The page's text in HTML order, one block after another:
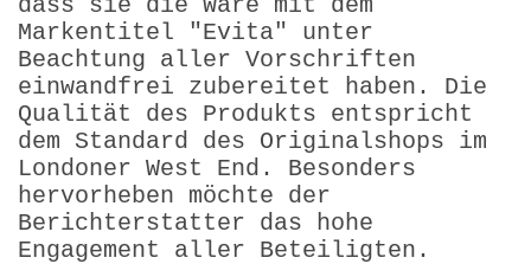
Markentitel "Evita" unter
Beachtung aller Vorschriften
einwandfrei zubereitet haben. Die
Qualität des Produkts entspricht
dem Standard des Originalshops im
Londoner West End. Besonders
hervorheben möchte der
Berichterstatter das hohe
Engagement aller Beteiligten.